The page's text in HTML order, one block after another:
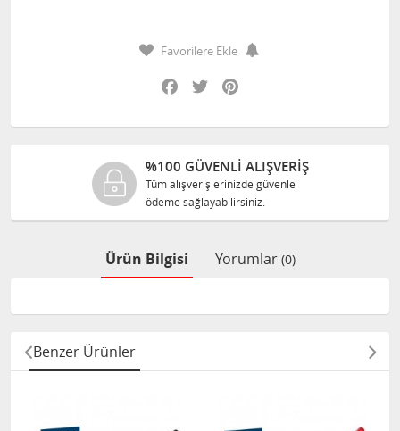
Favorilere Ekle
Facebook
Twitter
%100 ORJINAL
Tüm ürünlerimiz ilgili
Ürün Bilgisi Yorumlar (0)
Benzer Ürünler